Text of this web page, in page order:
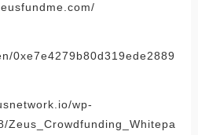
0xe7e4279b80d319ede2889
wp-
Zeus_Crowdfunding_Whitepa